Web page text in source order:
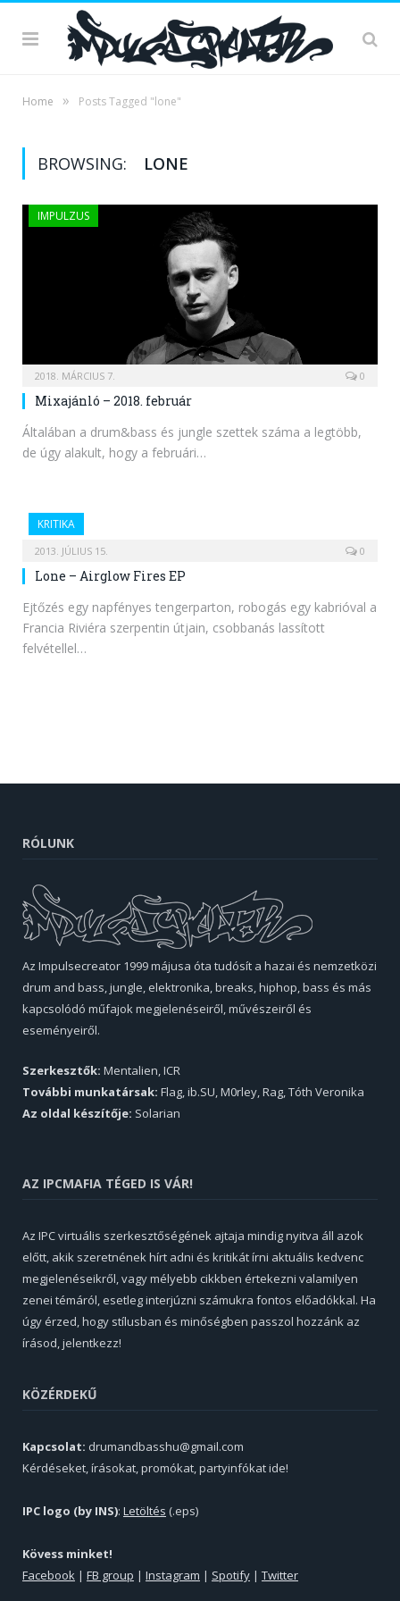
Home » Posts Tagged "lone"
BROWSING: LONE
IMPULZUS
2018. MÁRCIUS 7. 0
Mixajánló – 2018. február
Általában a drum&bass és jungle szettek száma a legtöbb,
de úgy alakult, hogy a februári…
KRITIKA
2013. JÚLIUS 15. 0
Lone – Airglow Fires EP
Ejtőzés egy napfényes tengerparton, robogás egy kabrióval a
Francia Riviéra szerpentin útjain, csobbanás lassított
felvétellel…
RÓLUNK
Az Impulsecreator 1999 májusa óta tudósít a hazai és nemzetközi
drum and bass, jungle, elektronika, breaks, hiphop, bass és más
kapcsolódó műfajok megjelenéseiről, művészeiről és
eseményeiről.
Szerkesztők: Mentalien, ICR
További munkatársak: Flag, ib.SU, M0rley, Rag, Tóth Veronika
Az oldal készítője: Solarian
AZ IPCMAFIA TÉGED IS VÁR!
Az IPC virtuális szerkesztőségének ajtaja mindig nyitva áll azok
előtt, akik szeretnének hírt adni és kritikát írni aktuális kedvenc
megjelenéseikről, vagy mélyebb cikkben értekezni valamilyen
zenei témáról, esetleg interjúzni számukra fontos előadókkal. Ha
úgy érzed, hogy stílusban és minőségben passzol hozzánk az
írásod, jelentkezz!
KÖZÉRDEKŰ
Kapcsolat: drumandbasshu@gmail.com
Kérdéseket, írásokat, promókat, partyinfókat ide!
IPC logo (by INS): Letöltés (.eps)
Kövess minket!
Facebook | FB group | Instagram | Spotify | Twitter